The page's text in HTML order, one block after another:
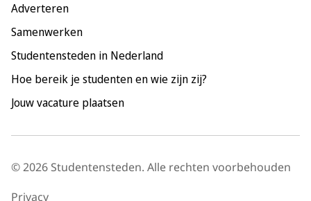
Adverteren
Samenwerken
Studentensteden in Nederland
Hoe bereik je studenten en wie zijn zij?
Jouw vacature plaatsen
© 2026 Studentensteden. Alle rechten voorbehouden
Privacy